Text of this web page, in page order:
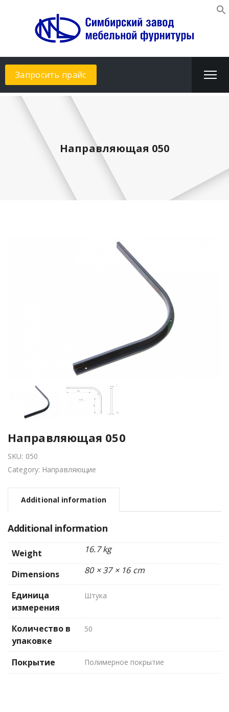
Запросить прайс
Направляющая 050
Направляющая 050
SKU: 050
Category: Направляющие
Additional information
Additional information
Weight 16.7 kg
Dimensions 80 × 37 × 16 cm
Единица
измерения
Штука
Количество в
упаковке
50
Покрытие Полимерное покрытие